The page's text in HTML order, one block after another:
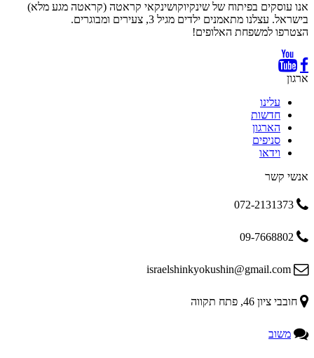
אנו עוסקים בפיתוח של שינקיוקושינקאי קראטה (קראטה מגע מלא)
בישראל. עצלנו מתאמנים ילדים מגיל 3, צעירים ומבוגרים.
הצטרפו למשפחת האלופים!
ארגון
עלינו
חדשות
הארגון
סניפים
וידאו
אנשי קשר
חובבי ציון 46, פתח תקווה
משוב